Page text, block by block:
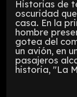
Historias de
oscuridad
casa. En la
hombre
gotea del
un avión, en
pasajeros
historia, "La